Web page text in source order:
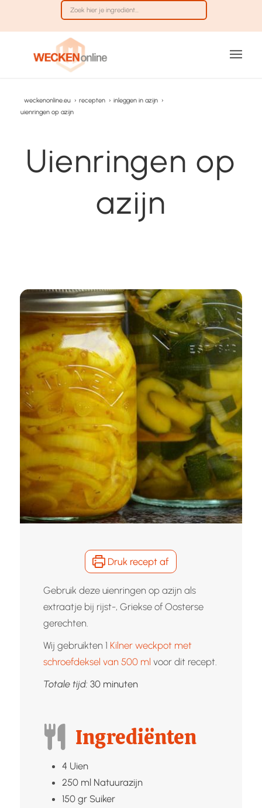
weckenonline.eu › recepten › inleggen in azijn ›
uienringen op azijn
Uienringen op
azijn
Druk recept af
Gebruik deze uienringen op azijn als
extraatje bij rijst-, Griekse of Oosterse
gerechten.
Wij gebruikten 1 Kilner weckpot met
schroefdeksel van 500 ml voor dit recept.
Totale tijd: 30minuten
minuten
Ingrediënten
4 Uien
250 ml Natuurazijn
150 gr Suiker